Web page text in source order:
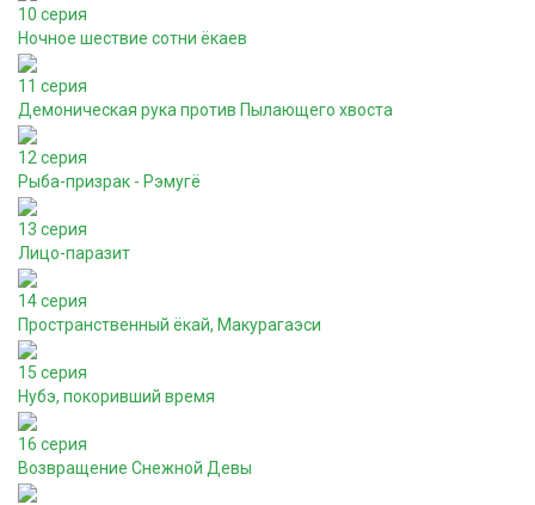
10 серия
Ночное шествие сотни ёкаев
11 серия
Демоническая рука против Пылающего хвоста
12 серия
Рыба-призрак - Рэмугё
13 серия
Лицо-паразит
14 серия
Пространственный ёкай, Макурагаэси
15 серия
Нубэ, покоривший время
16 серия
Возвращение Снежной Девы